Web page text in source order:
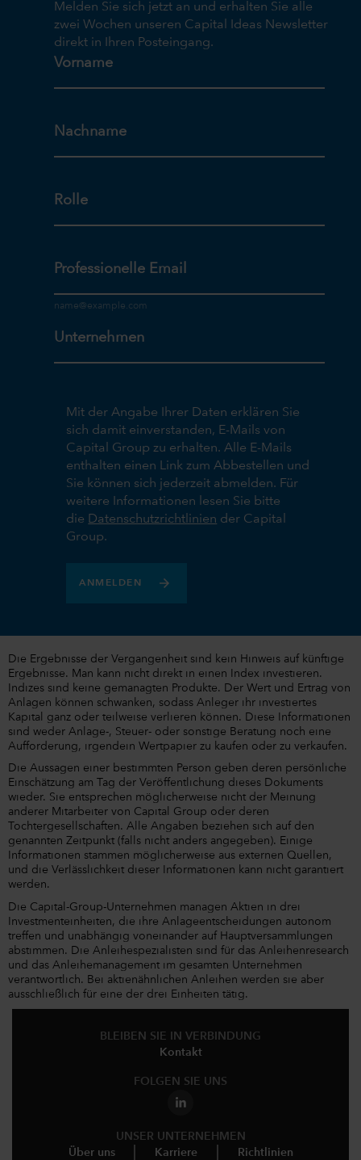
Melden Sie sich jetzt an und erhalten Sie alle
zwei Wochen unseren Capital Ideas Newsletter
direkt in Ihren Posteingang.
Vorname
Nachname
Rolle
Professionelle Email
Unternehmen
Mit der Angabe Ihrer Daten erklären Sie
sich damit einverstanden, E-Mails von
Capital Group zu erhalten. Alle E-Mails
enthalten einen Link zum Abbestellen und
Sie können sich jederzeit abmelden. Für
weitere Informationen lesen Sie bitte
die Datenschutzrichtlinien der Capital
Group.
ANMELDEN
Die Ergebnisse der Vergangenheit sind kein Hinweis auf künftige
Ergebnisse. Man kann nicht direkt in einen Index investieren.
Indizes sind keine gemanagten Produkte. Der Wert und Ertrag von
Anlagen können schwanken, sodass Anleger ihr investiertes
Kapital ganz oder teilweise verlieren können. Diese Informationen
sind weder Anlage-, Steuer- oder sonstige Beratung noch eine
Aufforderung, irgendein Wertpapier zu kaufen oder zu verkaufen.
Die Aussagen einer bestimmten Person geben deren persönliche
Einschätzung am Tag der Veröffentlichung dieses Dokuments
wieder. Sie entsprechen möglicherweise nicht der Meinung
anderer Mitarbeiter von Capital Group oder deren
Tochtergesellschaften. Alle Angaben beziehen sich auf den
genannten Zeitpunkt (falls nicht anders angegeben). Einige
Informationen stammen möglicherweise aus externen Quellen,
und die Verlässlichkeit dieser Informationen kann nicht garantiert
werden.
Die Capital-Group-Unternehmen managen Aktien in drei
Investmenteinheiten, die ihre Anlageentscheidungen autonom
treffen und unabhängig voneinander auf Hauptversammlungen
abstimmen. Die Anleihespezialisten sind für das Anleihenresearch
und das Anleihemanagement im gesamten Unternehmen
verantwortlich. Bei aktienähnlichen Anleihen werden sie aber
ausschließlich für eine der drei Einheiten tätig.
BLEIBEN SIE IN VERBINDUNG
Kontakt
FOLGEN SIE UNS
UNSER UNTERNEHMEN
Über uns
Karriere Richtlinien